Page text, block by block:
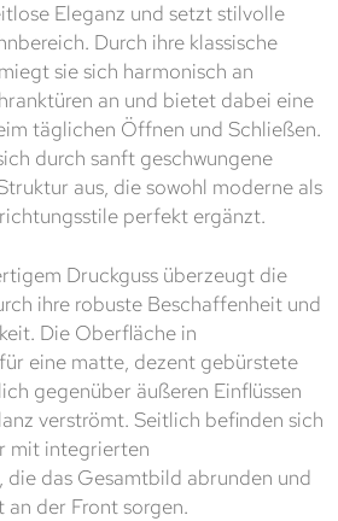
Eleganz und setzt stilvolle
Durch ihre klassische
sie sich harmonisch an
an und bietet dabei eine
täglichen Öffnen und Schließen.
durch sanft geschwungene
aus, die sowohl moderne als
perfekt ergänzt.
Druckguss überzeugt die
ihre robuste Beschaffenheit und
Die Oberfläche in
eine matte, dezent gebürstete
gegenüber äußeren Einflüssen
verströmt. Seitlich befinden sich
mit integrierten
das Gesamtbild abrunden und
der Front sorgen.